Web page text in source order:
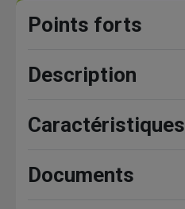
Points forts
Description
Caractéristiques
Documents